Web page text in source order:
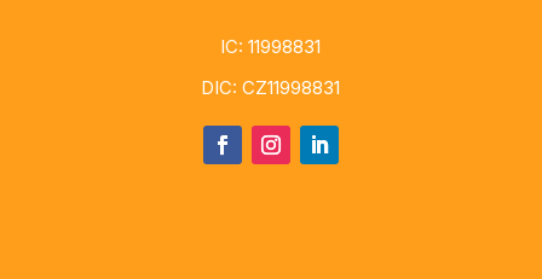
IC: 11998831
DIC: CZ11998831